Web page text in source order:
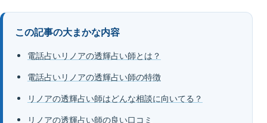
この記事の大まかな内容
電話占いリノアの透輝占い師とは？
電話占いリノアの透輝占い師の特徴
リノアの透輝占い師はどんな相談に向いてる？
リノアの透輝占い師の良い口コミ